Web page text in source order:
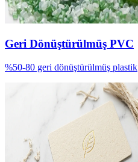
Geri Dönüştürülmüş PVC
%50-80 geri dönüştürülmüş plastik